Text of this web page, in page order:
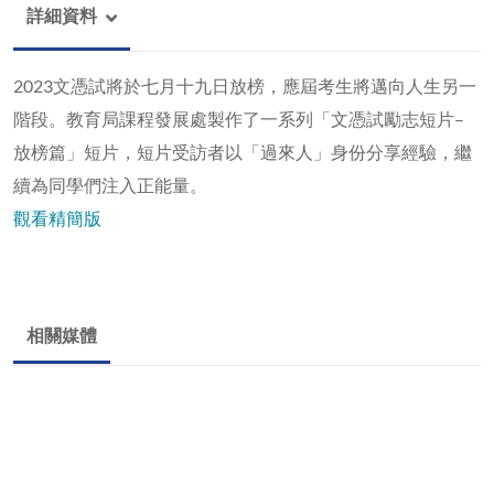
詳細資料
2023文憑試將於七月十九日放榜，應屆考生將邁向人生另一
階段。教育局課程發展處製作了一系列「文憑試勵志短片–
放榜篇」短片，短片受訪者以「過來人」身份分享經驗，繼
續為同學們注入正能量。
觀看精簡版
相關媒體